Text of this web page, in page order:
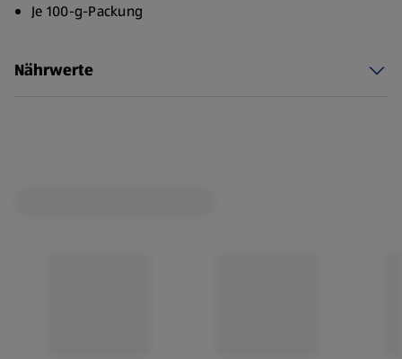
Je 100-g-Packung
Nährwerte